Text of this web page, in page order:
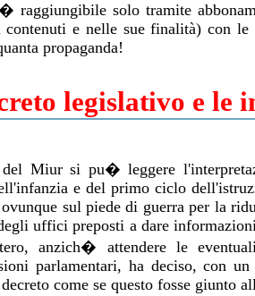
raggiungibile solo tramite
contenuti e nelle sue finalità) con le
propaganda!
legislativo e le
Miur si pu� leggere
e del primo ciclo
sul piede di guerra per la
uffici preposti a dare
anzich� attendere le
parlamentari, ha deciso, con
come se questo fosse giunto